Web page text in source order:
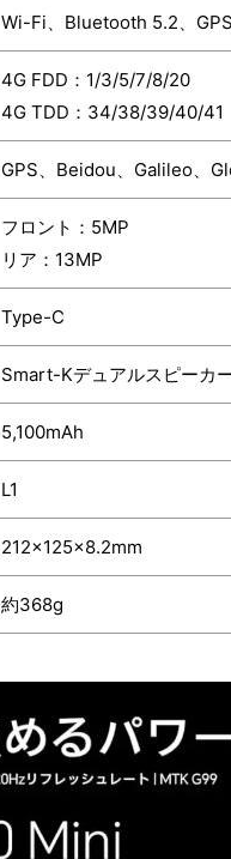
Wi-Fi、Bluetooth 5.2、
4G FDD：1/3/5/7/8/20
4G TDD：34/38/39/40/41
GPS、Beidou、Galileo、
フロント：5MP
リア：13MP
Type-C
Smart-Kデュアルスピーカ
5,100mAh
L1
212×125×8.2mm
約368g